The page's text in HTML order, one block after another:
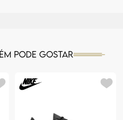
pode gostar